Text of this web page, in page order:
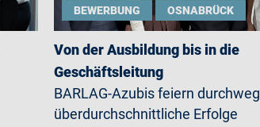
BEWERBUNG OSNABRÜCK
Von der Ausbildung bis in die
Geschäftsleitung
BARLAG-Azubis feiern durchweg
überdurchschnittliche Erfolge